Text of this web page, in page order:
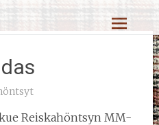
Reiskahöntsyn MM-